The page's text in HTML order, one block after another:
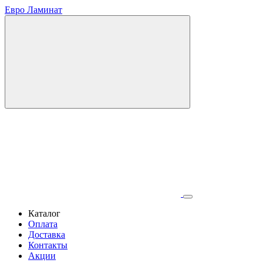
Евро Ламинат
Каталог
Оплата
Доставка
Контакты
Акции